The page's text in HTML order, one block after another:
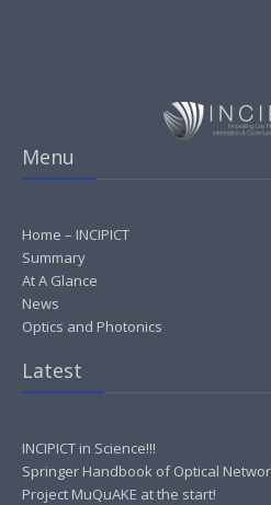
Menu
Home – INCIPICT
Summary
At A Glance
News
Optics and Photonics
Latest
INCIPICT in Science!!!
Springer Handbook of Optical
Project MuQuAKE at the start!